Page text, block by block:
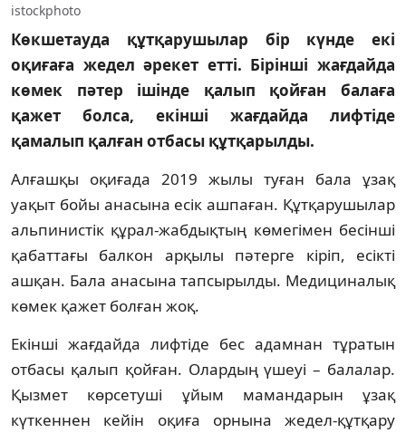
istockphoto
Көкшетауда құтқарушылар бір күнде екі
оқиғаға жедел әрекет етті. Бірінші жағдайда
көмек пәтер ішінде қалып қойған балаға
қажет болса, екінші жағдайда лифтіде
қамалып қалған отбасы құтқарылды.
Алғашқы оқиғада 2019 жылы туған бала ұзақ
уақыт бойы анасына есік ашпаған. Құтқарушылар
альпинистік құрал-жабдықтың көмегімен бесінші
қабаттағы балкон арқылы пәтерге кіріп, есікті
ашқан. Бала анасына тапсырылды. Медициналық
көмек қажет болған жоқ.
Екінші жағдайда лифтіде бес адамнан тұратын
отбасы қалып қойған. Олардың үшеуі – балалар.
Қызмет көрсетуші ұйым мамандарын ұзақ
күткеннен кейін оқиға орнына жедел-құтқару